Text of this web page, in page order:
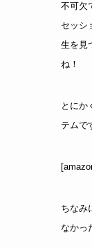
不可欠
セッシ
生を見
ね！
とにか
テムで
ちなみ
なかっ